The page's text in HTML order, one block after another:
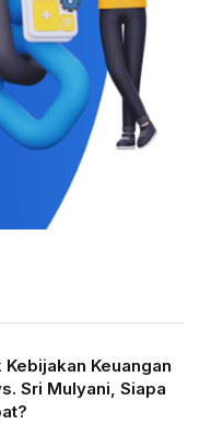
Kebijakan Keuangan
Sri Mulyani, Siapa